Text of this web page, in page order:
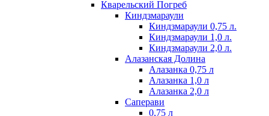
Кварельский Погреб
Киндзмараули
Киндзмараули 0,75 л.
Киндзмараули 1,0 л.
Киндзмараули 2,0 л.
Алазанская Долина
Алазанка 0,75 л
Алазанка 1,0 л
Алазанка 2,0 л
Саперави
0,75 л